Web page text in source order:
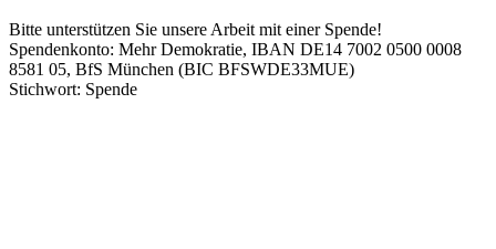
Bitte unterstützen Sie unsere Arbeit mit einer Spende!
Spendenkonto: Mehr Demokratie, IBAN DE14 7002 0500 0008
8581 05, BfS München (BIC BFSWDE33MUE)
Stichwort: Spende